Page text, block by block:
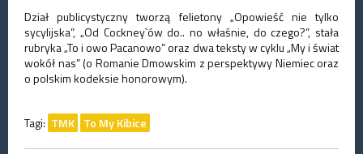
Dział publicystyczny tworzą felietony „Opowieść nie tylko
sycylijska”, „Od Cockney`ów do.. no właśnie, do czego?”, stała
rubryka „To i owo Pacanowo” oraz dwa teksty w cyklu „My i świat
wokół nas” (o Romanie Dmowskim z perspektywy Niemiec oraz
o polskim kodeksie honorowym).
Tagi: TMK To My Kibice